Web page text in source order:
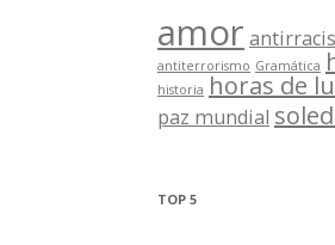
amor
antiterrorismo Gramática
historia horas de
paz mundial
TOP 5